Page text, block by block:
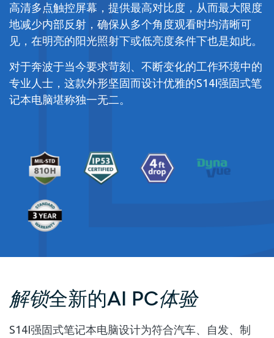
高清多点触控屏幕，提供最高对比度，从而最大限度
地减少内部反射，确保从多个角度观看时均清晰可
见，在明亮的阳光照射下或低亮度条件下也是如此。
对于奔波于当今要求苛刻、不断变化的工作环境中的
专业人士，这款外形坚固而设计优雅的S14I强固式笔
记本电脑堪称独一无二。
解锁全新的AI PC体验
S14I强固式笔记本电脑设计为符合汽车、自发、制